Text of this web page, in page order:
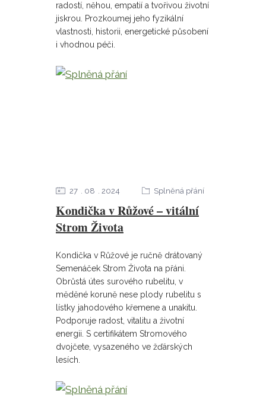
radostí, něhou, empatií a tvořivou životní
jiskrou. Prozkoumej jeho fyzikální
vlastnosti, historii, energetické působení
i vhodnou péči.
Kondička v Růžové – vitální
Strom Života
27 08 2024 Splněná přání
Kondička v Růžové je ručně drátovaný
Semenáček Strom Života na přáni.
Obrůstá útes surového rubelitu, v
měděné koruně nese plody rubelitu s
lístky jahodového křemene a unakitu.
Podporuje radost, vitalitu a životní
energii. S certifikátem Stromového
dvojčete, vysazeného ve žďárských
lesích.